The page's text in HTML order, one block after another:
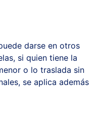
darse en otros
si quien tiene la
o lo traslada sin
se aplica además